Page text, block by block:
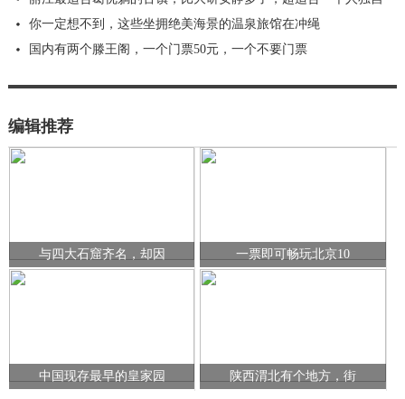
你一定想不到，这些坐拥绝美海景的温泉旅馆在冲绳
国内有两个滕王阁，一个门票50元，一个不要门票
编辑推荐
与四大石窟齐名，却因 一票即可畅玩北京10
中国现存最早的皇家园 陕西渭北有个地方，街